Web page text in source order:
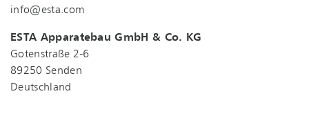
info@esta.com
ESTA Apparatebau GmbH & Co. KG
Gotenstraße 2-6
89250 Senden
Deutschland